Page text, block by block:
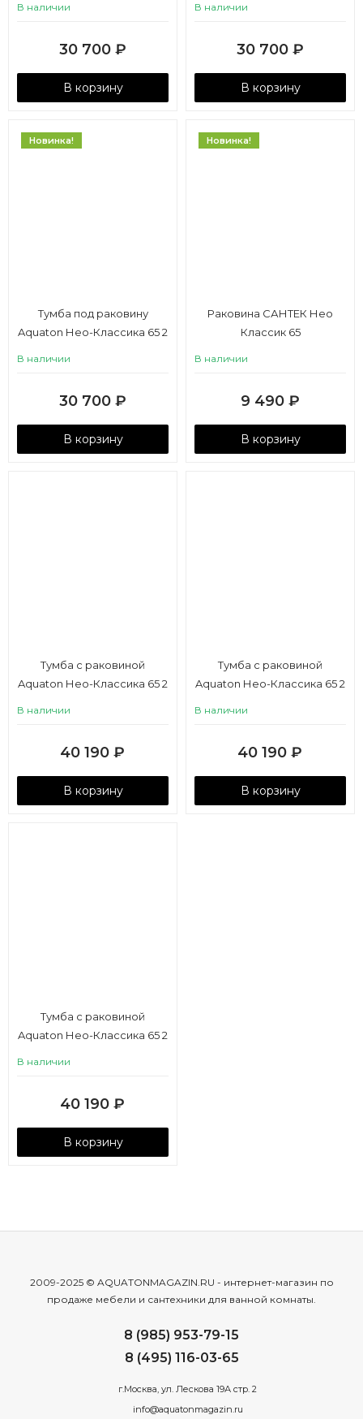
В наличии
30 700 ₽
В корзину
В наличии
30 700 ₽
В корзину
Новинка!
Тумба под раковину
Aquaton Нео-Классика 65 2
В наличии
30 700 ₽
В корзину
Новинка!
Раковина САНТЕК Нео
Классик 65
В наличии
9 490 ₽
В корзину
Тумба с раковиной
Aquaton Нео-Классика 65 2
В наличии
40 190 ₽
В корзину
Тумба с раковиной
Aquaton Нео-Классика 65 2
В наличии
40 190 ₽
В корзину
Тумба с раковиной
Aquaton Нео-Классика 65 2
В наличии
40 190 ₽
В корзину
2009-2025 © AQUATONMAGAZIN.RU - интернет-магазин по
продаже мебели и сантехники для ванной комнаты.
8 (985) 953-79-15
8 (495) 116-03-65
г.Москва, ул. Лескова 19А стр. 2
info@aquatonmagazin.ru